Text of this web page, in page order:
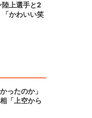
陸上選手と2
かわいい笑
ったのか」
「上空から